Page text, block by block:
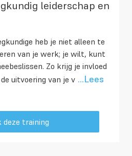
leiderschap en
heb je niet alleen te
van je werk; je wilt, kunt
Zo krijg je invloed
uitvoering van je v ...Lees
deze training